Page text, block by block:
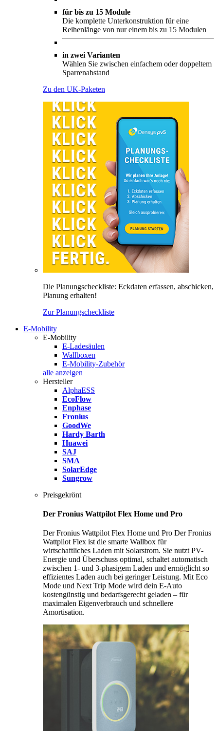
für bis zu 15 Module
Die komplette Unterkonstruktion für eine
Reihenlänge von nur einem bis zu 15 Modulen
in zwei Varianten
Wählen Sie zwischen einfachem oder doppeltem
Sparrenabstand
Zu den UK-Paketen
Die Planungscheckliste: Eckdaten erfassen, abschicken,
Planung erhalten!
Zur Planungscheckliste
E-Mobility
E-Mobility
E-Ladesäulen
Wallboxen
E-Mobility-Zubehör
alle anzeigen
Hersteller
AlphaESS
EcoFlow
Enphase
Fronius
GoodWe
Hardy Barth
Huawei
SAJ
SMA
SolarEdge
Sungrow
Preisgekrönt
Der Fronius Wattpilot Flex Home und Pro
Der Fronius Wattpilot Flex Home und Pro Der Fronius
Wattpilot Flex ist die smarte Wallbox für
wirtschaftliches Laden mit Solarstrom. Sie nutzt PV-
Energie und Überschuss optimal, schaltet automatisch
zwischen 1- und 3-phasigem Laden und ermöglicht so
effizientes Laden auch bei geringer Leistung. Mit Eco
Mode und Next Trip Mode wird dein E-Auto
kostengünstig und bedarfsgerecht geladen – für
maximalen Eigenverbrauch und schnellere
Amortisation.